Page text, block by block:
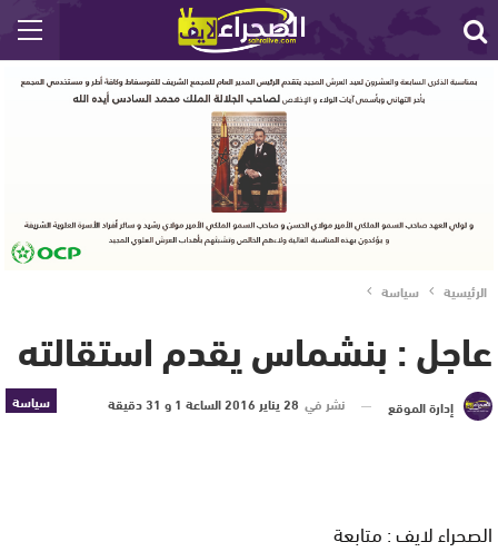
الرئيسية سياسة
عاجل : بنشماس يقدم استقالته
سياسة إدارة الموقع نشر في 28 يناير 2016 الساعة 1 و 31 دقيقة
الصحراء لايف : متابعة